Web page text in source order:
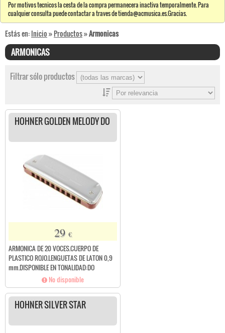
Por motivos tecnicos la cesta de la compra permanecera inactiva temporalmente. Para
cualquier consulta puede contactar a traves de tienda@acmusica.es.Gracias.
Estás en:Inicio»Productos»Armonicas
ARMONICAS
Filtrar sólo productos
HOHNER GOLDEN MELODY DO
29 €
ARMONICA DE 20 VOCES.CUERPO DE
PLASTICO ROJO.LENGUETAS DE LATON 0,9
mm.DISPONIBLE EN TONALIDAD:DO
No disponible
HOHNER SILVER STAR